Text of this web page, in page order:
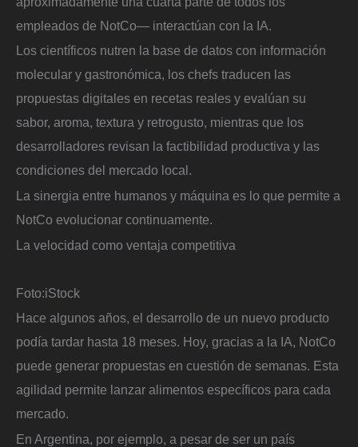
empleados de NotCo— interactúan con la IA.
Los científicos nutren la base de datos con información
molecular y gastronómica, los chefs traducen las
propuestas digitales en recetas reales y evalúan su
sabor, aroma, textura y retrogusto, mientras que los
desarrolladores revisan la factibilidad productiva y las
condiciones del mercado local.
La sinergia entre humanos y máquina es lo que permite a
NotCo evolucionar continuamente.
La velocidad como ventaja competitiva
Foto:iStock
Hace algunos años, el desarrollo de un nuevo producto
podía tardar hasta 18 meses. Hoy, gracias a la IA, NotCo
puede generar propuestas en cuestión de semanas. Esta
agilidad permite lanzar alimentos específicos para cada
mercado.
En Argentina, por ejemplo, a pesar de ser un país